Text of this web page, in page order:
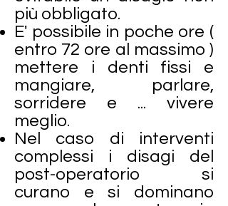
più obbligato.
E' possibile in poche ore (
entro 72 ore al massimo )
mettere i denti fissi e
mangiare, parlare,
sorridere e ... vivere
meglio.
Nel caso di interventi
complessi i disagi del
post-operatorio si
curano e si dominano